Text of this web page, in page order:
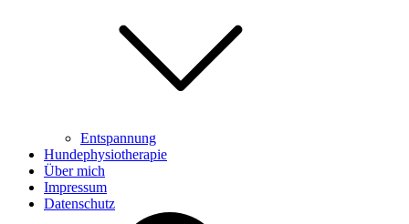
Entspannung
Hundephysiotherapie
Über mich
Impressum
Datenschutz